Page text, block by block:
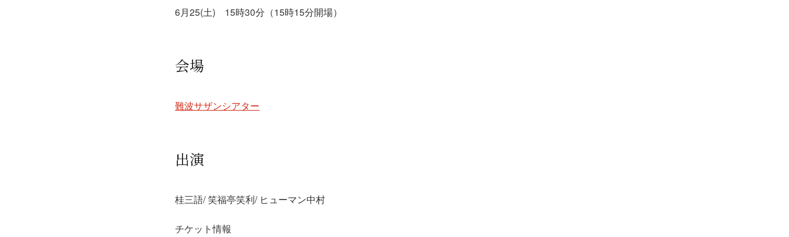
6月25(土) 15時30分（15時15分開場）
会場
難波サザンシアター
出演
桂三語/ 笑福亭笑利/ ヒューマン中村
チケット情報